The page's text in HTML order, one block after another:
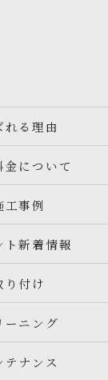
れる理由
金について
工事例
ト新着情報
り付け
ーニング
テナンス